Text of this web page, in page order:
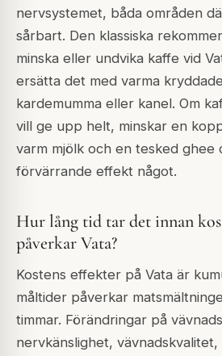
nervsystemet, båda områden
sårbart. Den klassiska
minska eller undvika kaffe vid
ersätta det med varma
kardemumma eller kanel. Om
vill ge upp helt, minskar en
varm mjölk och en tesked ghee
förvärrande effekt något.
Hur lång tid tar det innan
påverkar Vata?
Kostens effekter på Vata är
måltider påverkar
timmar. Förändringar på
nervkänslighet,